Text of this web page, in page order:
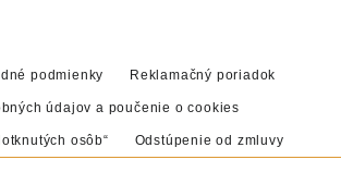
podmienky Reklamačný poriadok
údajov a poučenie o cookies
osôb“ Odstúpenie od zmluvy